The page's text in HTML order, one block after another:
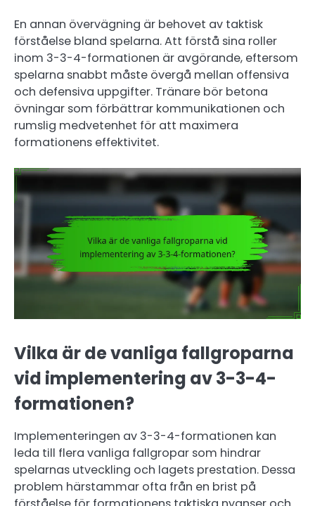
En annan övervägning är behovet av taktisk
förståelse bland spelarna. Att förstå sina roller
inom 3-3-4-formationen är avgörande, eftersom
spelarna snabbt måste övergå mellan offensiva
och defensiva uppgifter. Tränare bör betona
övningar som förbättrar kommunikationen och
rumslig medvetenhet för att maximera
formationens effektivitet.
Vilka är de vanliga fallgroparna
vid implementering av 3-3-4-
formationen?
Implementeringen av 3-3-4-formationen kan
leda till flera vanliga fallgropar som hindrar
spelarnas utveckling och lagets prestation. Dessa
problem härstammar ofta från en brist på